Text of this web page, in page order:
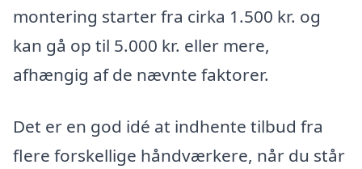
montering starter fra cirka 1.500 kr. og
kan gå op til 5.000 kr. eller mere,
afhængig af de nævnte faktorer.
Det er en god idé at indhente tilbud fra
flere forskellige håndværkere, når du står